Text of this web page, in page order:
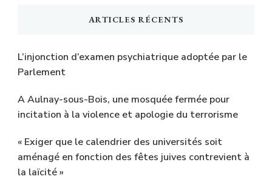
ARTICLES RÉCENTS
L’injonction d’examen psychiatrique adoptée par le
Parlement
A Aulnay-sous-Bois, une mosquée fermée pour
incitation à la violence et apologie du terrorisme
« Exiger que le calendrier des universités soit
aménagé en fonction des fêtes juives contrevient à
la laïcité »